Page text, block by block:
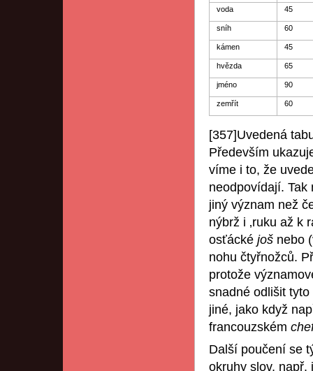
voda 45
sníh 60
kámen 45
hvězda 65
jméno 90
zemřít 60
[357]Uvedená
Především
víme i to, že
neodpovídají.
jiný význam než
nýbrž i ‚ruku až k
osťácké još nebo
nohu čtyřnožců.
protože
snadné odlišit
jiné, jako když
francouzském
Další poučení se
okruhy slov,